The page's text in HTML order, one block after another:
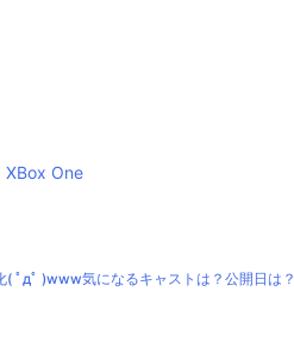
XBox One
( ﾟдﾟ )www気になるキャストは？公開日は？